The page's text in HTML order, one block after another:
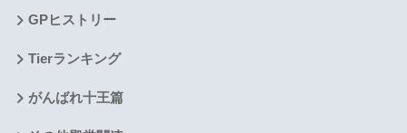
GPヒストリー
Tierランキング
がんばれ十王篇